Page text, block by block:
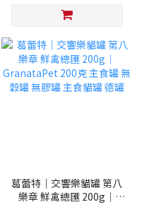
葛蕾特｜交響樂貓罐 第八
樂章 鮮禽總匯 200g｜